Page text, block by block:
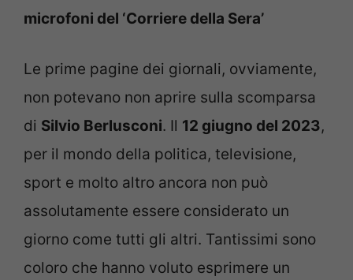
microfoni del ‘Corriere della Sera’
Le prime pagine dei giornali, ovviamente,
non potevano non aprire sulla scomparsa
di Silvio Berlusconi. Il 12 giugno del 2023,
per il mondo della politica, televisione,
sport e molto altro ancora non può
assolutamente essere considerato un
giorno come tutti gli altri. Tantissimi sono
coloro che hanno voluto esprimere un